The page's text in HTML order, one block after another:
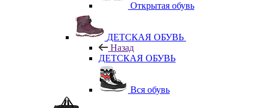
Открытая обувь
ДЕТСКАЯ ОБУВЬ
Назад
ДЕТСКАЯ ОБУВЬ
Вся обувь